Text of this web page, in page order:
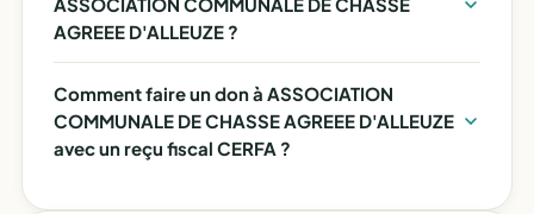
AGREEE D'ALLEUZE ?
Comment faire un don à ASSOCIATION
COMMUNALE DE CHASSE AGREEE D'ALLEUZE
avec un reçu fiscal CERFA ?